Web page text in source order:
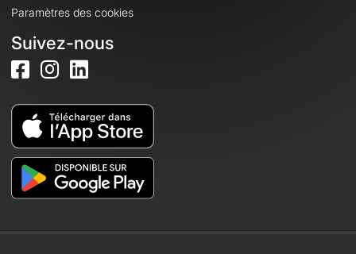
Paramètres des cookies
Suivez-nous